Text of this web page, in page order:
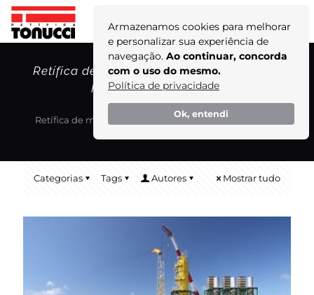
Armazenamos cookies para melhorar
e personalizar sua experiência de
navegação. Ao continuar, concorda
com o uso do mesmo.
Política de privacidade
Ok, entendi
Retífica de motores em navios de apoio a
plataformas Offshore!
Home
Blog
Retífica de motores em navios de apoio a plataformas
Categorias Tags Autores Mostrar tudo